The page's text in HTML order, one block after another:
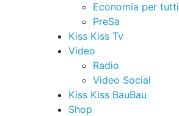
Economia per tutti
PreSa
Kiss Kiss Tv
Video
Radio
Video Social
Kiss Kiss BauBau
Shop